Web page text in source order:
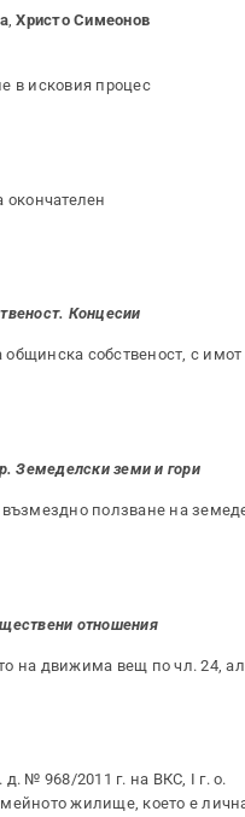
,Христо Симеонов
в исковия процес
окончателен
Концесии
собственост, с
Земеделски земи и гори
ползване на
отношения
на движима вещ по чл. 24,
№ 968/2011 г. на ВКС, I г. о.
жилище, което е